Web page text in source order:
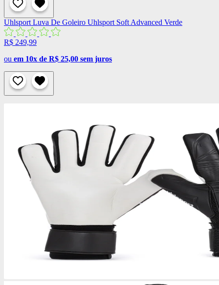
Uhlsport Luva De Goleiro Uhlsport Soft Advanced Verde
R$ 249,99
ou em 10x de R$ 25,00 sem juros